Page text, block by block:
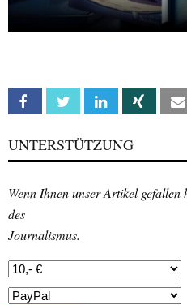
Facebook Twitter Linkedin Xing
UNTERSTÜTZUNG
Wenn Ihnen unser Artikel
des
Journalismus.